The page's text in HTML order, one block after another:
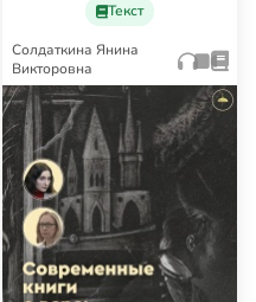
Текст
Солдаткина Янина
Викторовна